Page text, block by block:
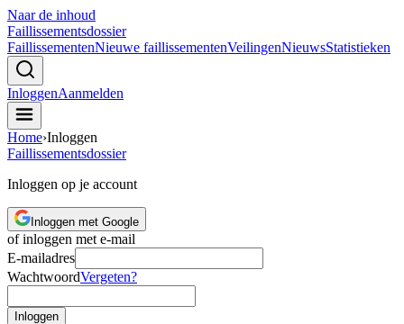
Naar de inhoud
Faillissementsdossier
FaillissementenNieuwe faillissementenVeilingenNieuwsStatistieken
InloggenAanmelden
Home›Inloggen
Faillissementsdossier
Inloggen op je account
Inloggen met Google
of inloggen met e-mail
E-mailadres
WachtwoordVergeten?
Inloggen